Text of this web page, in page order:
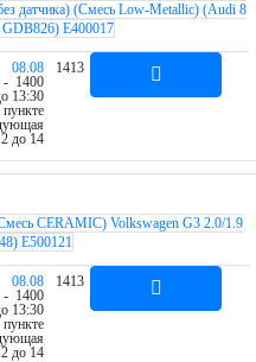
датчика) (Смесь Low-Metallic) (Audi 8
E400017
08.08
- 1400
13:30
до 14
1413
CERAMIC) Volkswagen G3 2.0/1.9
E500121
08.08
- 1400
13:30
до 14
1413